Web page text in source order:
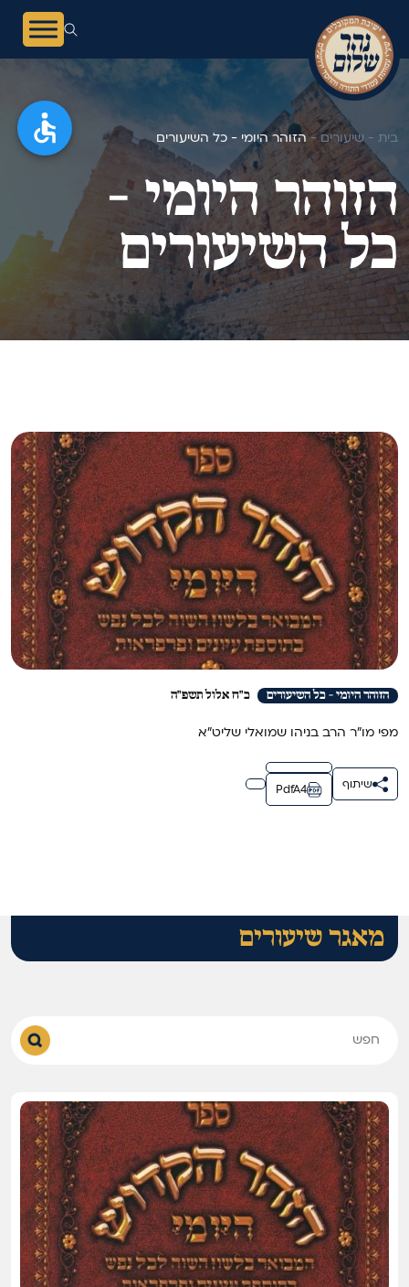
בית - שיעורים - הזוהר היומי - כל השיעורים
הזוהר היומי -
כל השיעורים
כ"ח אלול תשפ"ה הזוהר היומי - כל השיעורים
מפי מו"ר הרב בניהו שמואלי שליט"א
PdfA4 שיתוף
מאגר שיעורים